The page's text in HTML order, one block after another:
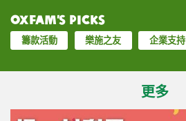
Oxfam’s Picks
籌款活動 樂施之友 企業支持
更多